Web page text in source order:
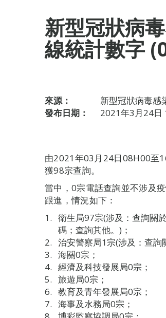
新型冠狀病
線統計數字
來源：
新型冠狀病毒感
發布日期：
2021年3月24日
由2021年03月24日08H00至
獲98宗查詢。
當中，0宗電話查詢並不涉及
跟進，情況如下：
衛生局97宗(涉及：查詢關
碼；查詢其他。)；
治安警察局1宗(涉及：查詢
海關0宗；
經濟及科技發展局0宗；
旅遊局0宗；
教育及青年發展局0宗；
海事及水務局0宗；